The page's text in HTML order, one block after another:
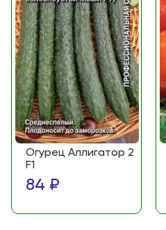
Огурец Аллигатор 2
F1
84 ₽